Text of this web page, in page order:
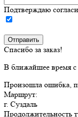
Подтверждаю
Спасибо за заказ!
В ближайшее время
Произошла ошибка,
Маршрут:
г. Суздаль
Продолжительность